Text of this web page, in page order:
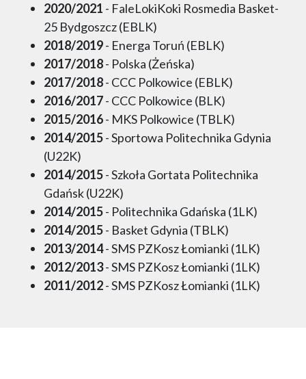
2020/2021 - FaleLokiKoki Rosmedia Basket-
25 Bydgoszcz (EBLK)
2018/2019- Energa Toruń (EBLK)
2017/2018- Polska (Żeńska)
2017/2018- CCC Polkowice (EBLK)
2016/2017- CCC Polkowice (BLK)
2015/2016- MKS Polkowice (TBLK)
2014/2015- Sportowa Politechnika Gdynia
(U22K)
2014/2015- Szkoła Gortata Politechnika
Gdańsk (U22K)
2014/2015- Politechnika Gdańska (1LK)
2014/2015- Basket Gdynia (TBLK)
2013/2014- SMS PZKosz Łomianki (1LK)
2012/2013- SMS PZKosz Łomianki (1LK)
2011/2012- SMS PZKosz Łomianki (1LK)